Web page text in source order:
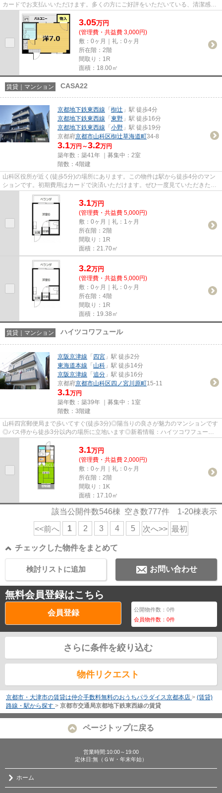
カードでお支払いいただけます。多くの方にご好評をいただいている、清潔感の
ある賃貸物件です。第8長栄ヴィ...
3.05万円
(管理費・共益費 3,000円)
敷：0ヶ月｜礼：0ヶ月
所在階：2階
間取り：1R
面積：18.00㎡
賃貸｜マンション CASA22
京都地下鉄東西線 「 椥辻 」駅 徒歩4分
京都地下鉄東西線 「 東野 」駅 徒歩16分
京都地下鉄東西線 「 小野 」駅 徒歩19分
京都府京都市山科区椥辻草海道町34-8
3.1万円～3.2万円
築年数：築41年 ｜募集中： 2室
階数：4階建
山科区役所が近く(徒歩5分)の場所にあります。この物件は駅から徒歩4分のマン
ションです。初期費用はカードで決済いただけます。ぜひ一度見ていただきた
い、「CASA22」です。京都地下...
3.1万円
(管理費・共益費 5,000円)
敷：0ヶ月｜礼：1ヶ月
所在階：2階
間取り：1R
面積：21.70㎡
3.2万円
(管理費・共益費 5,000円)
敷：0ヶ月｜礼：0ヶ月
所在階：4階
間取り：1R
面積：19.38㎡
賃貸｜マンション ハイツコワフュール
京阪京津線 「 四宮 」駅 徒歩2分
東海道本線 「 山科 」駅 徒歩14分
京阪京津線 「 追分 」駅 徒歩16分
京都府京都市山科区 四ノ宮川原町15-11
3.1万円
築年数：築39年 ｜募集中： 1室
階数：3階建
山科四宮郵便局まで歩いてすぐ(徒歩3分)◎陽当りの良さが魅力のマンションです
◎バス停から徒歩3分以内の場所に立地います◎新着情報：ハイツコワフュール
の空室情報ならコチラ◎京都市山...
3.1万円
(管理費・共益費 2,000円)
敷：0ヶ月｜礼：0ヶ月
所在階：2階
間取り：1K
面積：17.10㎡
該当公開件数546棟 空き数777件 1-20棟表示
<<前へ 1 2 3 4 5 次へ>> 最初
チェックした物件をまとめて
お問い合わせ
検討リストに追加
無料会員登録はこちら
会員登録 公開物件数：0件
会員物件数：0件
さらに条件を絞り込む
物件リクエスト
京都市・大津市の賃貸は仲介手数料無料のおうちパラダイス京都本店 > (賃貸)
路線・駅から探す > 京都市交通局京都地下鉄東西線の賃貸
ページトップに戻る
営業時間:10:00～19:00
定休日:無（ＧＷ・年末年始）
ホーム